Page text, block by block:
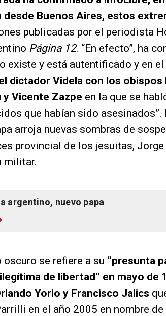
Buenos Aires, estos
publicadas por el periodista
Página 12. “En efecto”, ha
existe y está autentificado y en
dictador Videla con los obispos
y Vicente Zazpe en la que se
que habían sido
arroja nuevas sombras de
provincial de los jesuitas,
militar.
argentino, nuevo papa
oscuro se refiere a su “presunta
de libertad” en mayo de
Yorio y Francisco Jalics
en el año 2005 en nombre